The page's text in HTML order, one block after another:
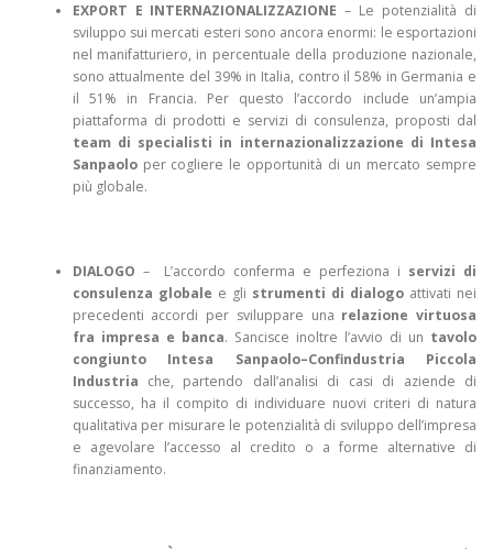
EXPORT E INTERNAZIONALIZZAZIONE – Le potenzialità di
sviluppo sui mercati esteri sono ancora enormi: le esportazioni
nel manifatturiero, in percentuale della produzione nazionale,
sono attualmente del 39% in Italia, contro il 58% in Germania e
il 51% in Francia. Per questo l’accordo include un’ampia
piattaforma di prodotti e servizi di consulenza, proposti dal
team di specialisti in internazionalizzazione di Intesa
Sanpaoloper cogliere le opportunità di un mercato sempre
più globale.
DIALOGO – L’accordo conferma e perfeziona i servizi di
consulenza globale e gli strumenti di dialogoattivati nei
precedenti accordi per sviluppare una relazione virtuosa
fra impresa e banca. Sancisce inoltre l’avvio di un tavolo
congiunto Intesa Sanpaolo–Confindustria Piccola
Industria che, partendo dall’analisi di casi di aziende di
successo, ha il compito di individuare nuovi criteri di natura
qualitativa per misurare le potenzialità di sviluppo dell’impresa
e agevolare l’accesso al credito o a forme alternative di
finanziamento.